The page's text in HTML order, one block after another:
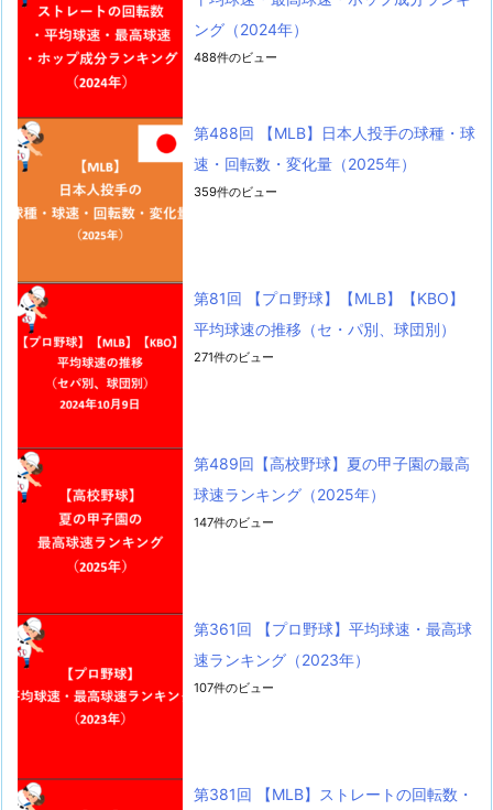
ング（2024年）
488件のビュー
第488回 【MLB】日本人投手の球種・球
速・回転数・変化量（2025年）
359件のビュー
第81回 【プロ野球】【MLB】【KBO】
平均球速の推移（セ・パ別、球団別）
271件のビュー
第489回【高校野球】夏の甲子園の最高
球速ランキング（2025年）
147件のビュー
第361回 【プロ野球】平均球速・最高球
速ランキング（2023年）
107件のビュー
第381回 【MLB】ストレートの回転数・